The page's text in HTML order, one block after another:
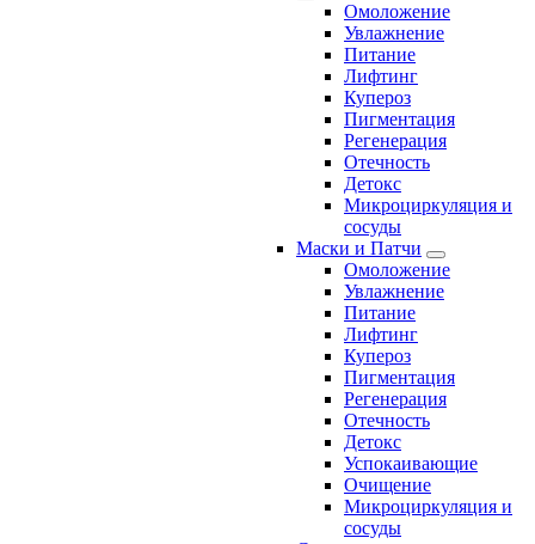
Омоложение
Увлажнение
Питание
Лифтинг
Купероз
Пигментация
Регенерация
Отечность
Детокс
Микроциркуляция и
сосуды
Маски и Патчи
Омоложение
Увлажнение
Питание
Лифтинг
Купероз
Пигментация
Регенерация
Отечность
Детокс
Успокаивающие
Очищение
Микроциркуляция и
сосуды